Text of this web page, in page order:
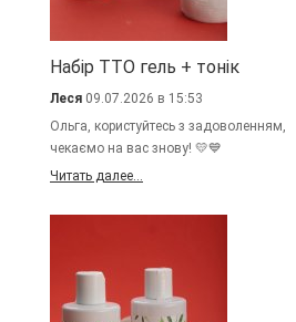
Набір TTO гель + тонік
Леся 09.07.2026 в 15:53
Ольга, користуйтесь з задоволенням,
чекаємо на вас знову! 💛💙
Читать далее...